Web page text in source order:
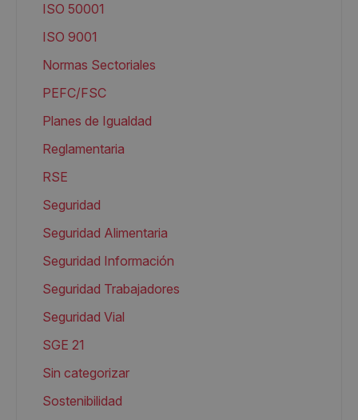
ISO 50001
ISO 9001
Normas Sectoriales
PEFC/FSC
Planes de Igualdad
Reglamentaria
RSE
Seguridad
Seguridad Alimentaria
Seguridad Información
Seguridad Trabajadores
Seguridad Vial
SGE 21
Sin categorizar
Sostenibilidad